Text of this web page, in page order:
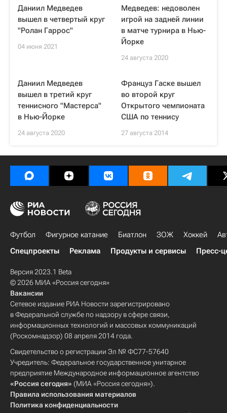
Даниил Медведев
вышел в четвертый круг
"Ролан Гаррос"
04 июня 2021
Медведев: недоволен
игрой на задней линии
в матче турнира в Нью-
Йорке
24 августа 2020
Даниил Медведев
вышел в третий круг
теннисного "Мастерса"
в Нью-Йорке
24 августа 2020
Француз Гаске вышел
во второй круг
Открытого чемпионата
США по теннису
27 августа 2014
Футбол Фигурное катание Биатлон ЗОЖ Хоккей
Спецпроекты
Реклама Продукты и сервисы Пресс-
Версия 2023.1 Beta
© 2026 МИА «Россия сегодня»
Вакансии
Сетевое издание РИА Новости зарегистрировано
в Федеральной службе по надзору в сфере связи,
информационных технологий и массовых коммуникаций
(Роскомнадзор) 08 апреля 2014 года.
Свидетельство о регистрации Эл № ФС77-57640
Учредитель: Федеральное государственное унитарное
предприятие Международное информационное агентство
«Россия сегодня» (МИА «Россия сегодня»).
Правила использования материалов
Политика конфиденциальности